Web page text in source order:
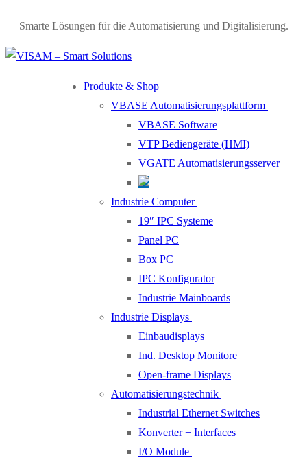
Smarte Lösungen für die Automatisierung und Digitalisierung.
Produkte & Shop
VBASE Automatisierungsplattform
VBASE Software
VTP Bediengeräte (HMI)
VGATE Automatisierungsserver
Industrie Computer
19″ IPC Systeme
Panel PC
Box PC
IPC Konfigurator
Industrie Mainboards
Industrie Displays
Einbaudisplays
Ind. Desktop Monitore
Open-frame Displays
Automatisierungstechnik
Industrial Ethernet Switches
Konverter + Interfaces
I/O Module